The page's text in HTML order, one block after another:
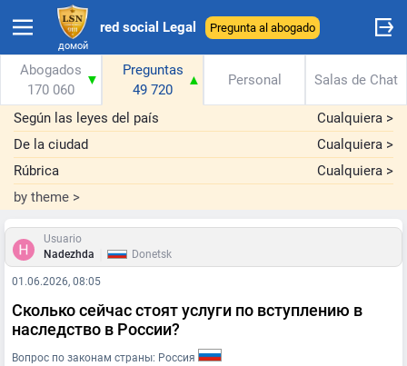
домой
red social Legal Pregunta al abogado
Abogados
170 060
▼
Preguntas
49 720
▲ Personal Salas de Chat
Según las leyes del país Cualquiera >
De la ciudad
Cualquiera >
Rúbrica
Cualquiera >
by theme >
Usuario
Nadezhda
Donetsk
01.06.2026, 08:05
Сколько сейчас стоят услуги по вступлению в
наследство в России?
Вопрос по законам страны: Россия